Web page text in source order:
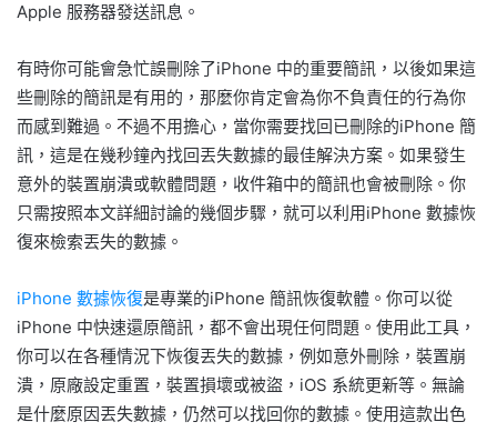
Apple 服務器發送訊息。
有時你可能會急忙誤刪除了iPhone 中的重要簡訊，以後如果這
些刪除的簡訊是有用的，那麼你肯定會為你不負責任的行為你
而感到難過。不過不用擔心，當你需要找回已刪除的iPhone 簡
訊，這是在幾秒鐘內找回丟失數據的最佳解決方案。如果發生
意外的裝置崩潰或軟體問題，收件箱中的簡訊也會被刪除。你
只需按照本文詳細討論的幾個步驟，就可以利用iPhone 數據恢
復來檢索丟失的數據。
iPhone 數據恢復是專業的iPhone 簡訊恢復軟體。你可以從
iPhone 中快速還原簡訊，都不會出現任何問題。使用此工具，
你可以在各種情況下恢復丟失的數據，例如意外刪除，裝置崩
潰，原廠設定重置，裝置損壞或被盜，iOS 系統更新等。無論
是什麼原因丟失數據，仍然可以找回你的數據。使用這款出色